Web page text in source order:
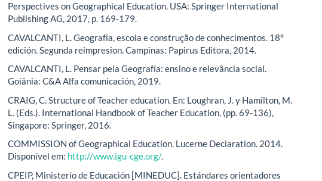
Perspectives on Geographical Education. USA: Springer International
Publishing AG, 2017, p. 169-179.
CAVALCANTI, L. Geografía, escola e construção de conhecimentos. 18°
edición. Segunda reimpresion. Campinas: Papirus Editora, 2014.
CAVALCANTI, L. Pensar pela Geografía: ensino e relevância social.
Goiânia: C&A Alfa comunicación, 2019.
CRAIG, C. Structure of Teacher education. En: Loughran, J. y Hamilton, M.
L. (Eds.). International Handbook of Teacher Education, (pp. 69-136),
Singapore: Springer, 2016.
COMMISSION of Geographical Education. Lucerne Declaration. 2014.
Disponível em: http://www.igu-cge.org/.
CPEIP, Ministerio de Educación [MINEDUC]. Estándares orientadores